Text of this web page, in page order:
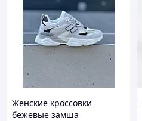
Женские кроссовки
бежевые замша